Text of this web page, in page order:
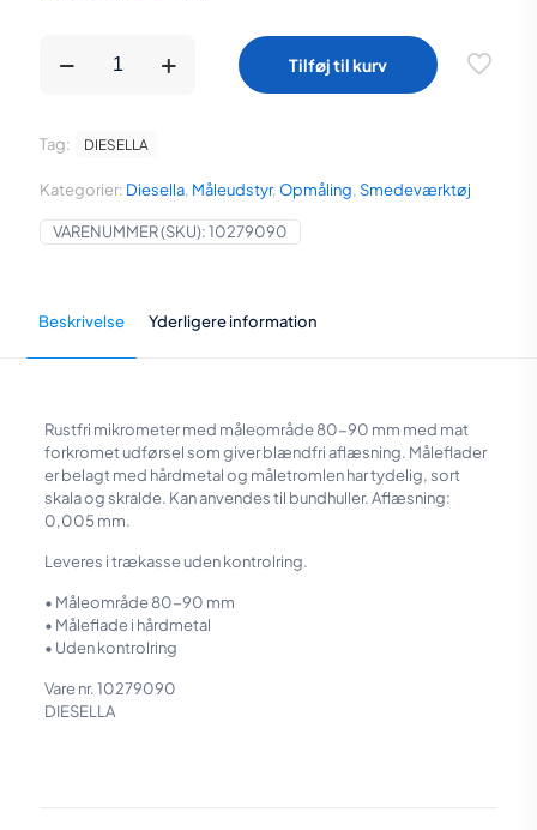
Indvendig
mikrometer
80-
90
(uden
kontrolring)
Tilføj til kurv
VARENUMMER (SKU):10279090
Kategorier: Diesella, Måleudstyr, Opmåling, Smedeværktøj
Tag: DIESELLA
Beskrivelse Yderligere information
Rustfri mikrometer med måleområde 80-90 mm med mat
forkromet udførsel som giver blændfri aflæsning. Måle­flader
er belagt med hårdmetal og måletromlen har tydelig, sort
skala og skralde. Kan anvendes til bundhuller. Aflæsning:
0,005 mm.
Leveres i trækasse uden kontrolring.
• Måleområde 80-90 mm
• Måleflade i hårdmetal
• Uden kontrolring
Vare nr. 10279090
DIESELLA